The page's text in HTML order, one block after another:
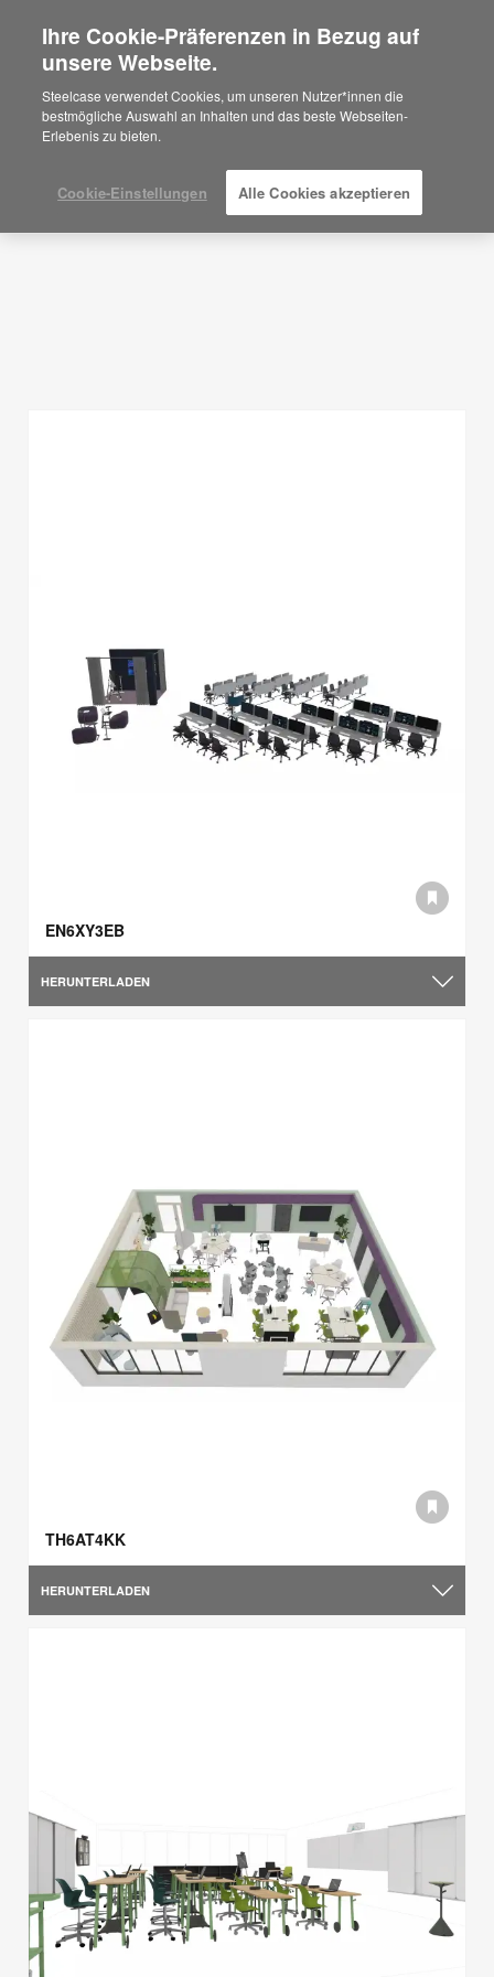
Are you in United States?
Would you like to see Products we sell in
your region?
Americas
Español
Planungsideen
EN6XY3EB
HERUNTERLADEN
TH6AT4KK
HERUNTERLADEN
Ihre Cookie-Präferenzen in Bezug auf
unsere Webseite.
Steelcase verwendet Cookies, um unseren Nutzer*innen die
bestmögliche Auswahl an Inhalten und das beste Webseiten-
Erlebenis zu bieten.
Cookie-Einstellungen Alle Cookies akzeptieren